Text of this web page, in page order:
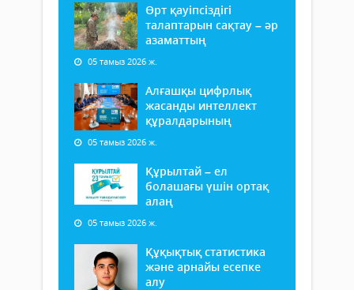
Өрт қауіпсіздігі
талаптарын сақтау – әр
азаматтың
05 тамыз 2026 ж.
Алғашқы цифрлық
жасанды интеллект
құралдарының
05 тамыз 2026 ж.
Құрылтай – ел
болашағы үшін ортақ
алаң
05 тамыз 2026 ж.
Құқықтық статистика
және арнайы есепке
алу